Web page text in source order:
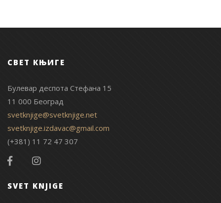
СВЕТ КЊИГЕ
Булевар деспота Стефана 15
11 000 Београд
svetknjige@svetknjige.net
svetknjige.izdavac@gmail.com
(+381) 11 72 47 307
SVET KNJIGE